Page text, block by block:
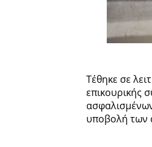
Τέθηκε σε
επικουρικής
υποβολή των